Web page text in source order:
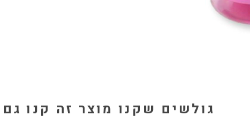
גולשים שקנו מוצר זה קנו גם